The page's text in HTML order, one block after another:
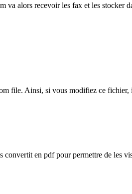
alors recevoir les fax et les stocker
file. Ainsi, si vous modifiez ce
en pdf pour permettre de les